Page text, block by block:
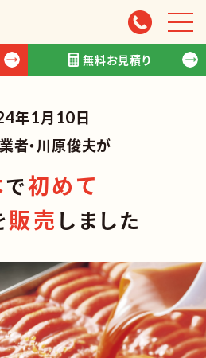
無料お見積り
無料お見積り
年1月 10日
者・川原俊夫が
で初めて
販売 しました